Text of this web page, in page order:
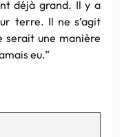
déjà grand. Il y a
terre. Il ne s’agit
serait une manière
eu.”